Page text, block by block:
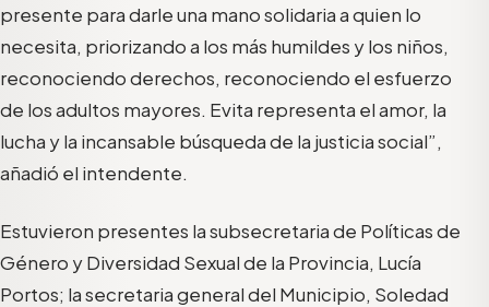
presente para darle una mano solidaria a quien lo
necesita, priorizando a los más humildes y los niños,
reconociendo derechos, reconociendo el esfuerzo
de los adultos mayores. Evita representa el amor, la
lucha y la incansable búsqueda de la justicia social”,
añadió el intendente.
Estuvieron presentes la subsecretaria de Políticas de
Género y Diversidad Sexual de la Provincia, Lucía
Portos; la secretaria general del Municipio, Soledad